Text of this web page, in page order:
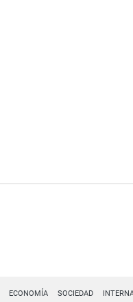
ECONOMÍA SOCIEDAD